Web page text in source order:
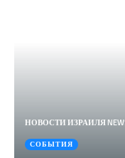
НОВОСТИ ИЗРАИЛЯ
СОБЫТИЯ